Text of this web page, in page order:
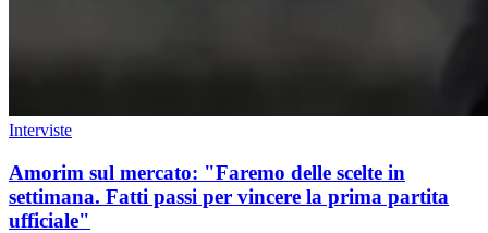
Interviste
Amorim sul mercato: "Faremo delle scelte in
settimana. Fatti passi per vincere la prima partita
ufficiale"